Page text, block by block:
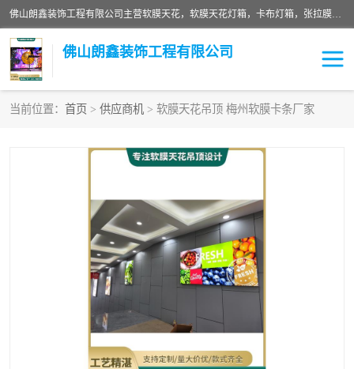
佛山朗鑫装饰工程有限公司主营软膜天花，软膜天花灯箱，卡布灯箱，张拉膜等产品，价格实惠，支持定制；公司专业装饰铺面，家居，会展特装，软膜等工程，技能精良人员，安装快、价格合理，质量保证、热诚与各方有识人士合作，欢迎新老客户来电咨询。
佛山朗鑫装饰工程有限公司
当前位置： 首页 > 供应商机 > 软膜天花吊顶 梅州软膜卡条厂家